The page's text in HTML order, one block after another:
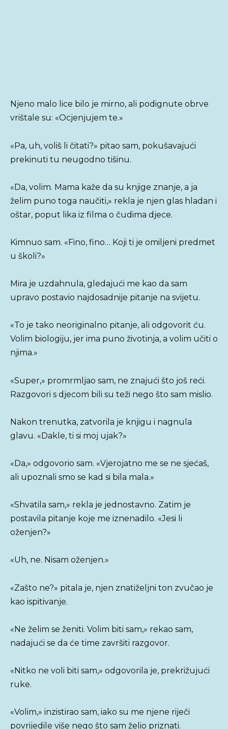
Njeno malo lice bilo je mirno, ali podignute obrve
vrištale su: «Ocjenjujem te.»
«Pa, uh, voliš li čitati?» pitao sam, pokušavajući
prekinuti tu neugodno tišinu.
«Da, volim. Mama kaže da su knjige znanje, a ja
želim puno toga naučiti,» rekla je njen glas hladan i
oštar, poput lika iz filma o čudima djece.
Kimnuo sam. «Fino, fino… Koji ti je omiljeni predmet
u školi?»
Mira je uzdahnula, gledajući me kao da sam
upravo postavio najdosadnije pitanje na svijetu.
«To je tako neoriginalno pitanje, ali odgovorit ću.
Volim biologiju, jer ima puno životinja, a volim učiti o
njima.»
«Super,» promrmljao sam, ne znajući što još reći.
Razgovori s djecom bili su teži nego što sam mislio.
Nakon trenutka, zatvorila je knjigu i nagnula
glavu. «Dakle, ti si moj ujak?»
«Da,» odgovorio sam. «Vjerojatno me se ne sjećaš,
ali upoznali smo se kad si bila mala.»
«Shvatila sam,» rekla je jednostavno. Zatim je
postavila pitanje koje me iznenadilo. «Jesi li
oženjen?»
«Uh, ne. Nisam oženjen.»
«Zašto ne?» pitala je, njen znatiželjni ton zvučao je
kao ispitivanje.
«Ne želim se ženiti. Volim biti sam,» rekao sam,
nadajući se da će time završiti razgovor.
«Nitko ne voli biti sam,» odgovorila je, prekrižujući
ruke.
«Volim,» inzistirao sam, iako su me njene riječi
povrijedile više nego što sam želio priznati.